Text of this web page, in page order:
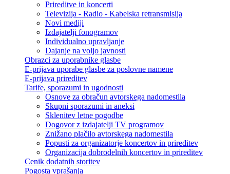
Prireditve in koncerti
Televizija - Radio - Kabelska retransmisija
Novi mediji
Izdajatelji fonogramov
Individualno upravljanje
Dajanje na voljo javnosti
Obrazci za uporabnike glasbe
E-prijava uporabe glasbe za poslovne namene
E-prijava prireditev
Tarife, sporazumi in ugodnosti
Osnove za obračun avtorskega nadomestila
Skupni sporazumi in aneksi
Sklenitev letne pogodbe
Dogovor z izdajatelji TV programov
Znižano plačilo avtorskega nadomestila
Popusti za organizatorje koncertov in prireditev
Organizacija dobrodelnih koncertov in prireditev
Cenik dodatnih storitev
Pogosta vprašanja